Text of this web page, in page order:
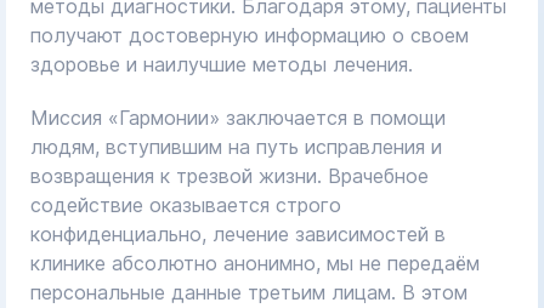
методы диагностики. Благодаря этому, пациенты
получают достоверную информацию о своем
здоровье и наилучшие методы лечения.
Миссия «Гармонии» заключается в помощи
людям, вступившим на путь исправления и
возвращения к трезвой жизни. Врачебное
содействие оказывается строго
конфиденциально, лечение зависимостей в
клинике абсолютно анонимно, мы не передаём
персональные данные третьим лицам. В этом